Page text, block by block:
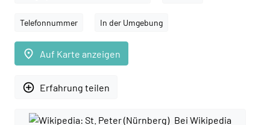
Telefonnummer In der Umgebung
place Auf Karte anzeigen
add_circle_outline Erfahrung teilen
Bei Wikipedia